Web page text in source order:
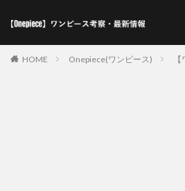
HOME Onepiece(ワンピース)